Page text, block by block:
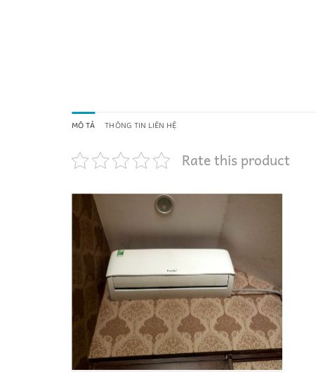
MÔ TẢ THÔNG TIN LIÊN HỆ
Rate this product